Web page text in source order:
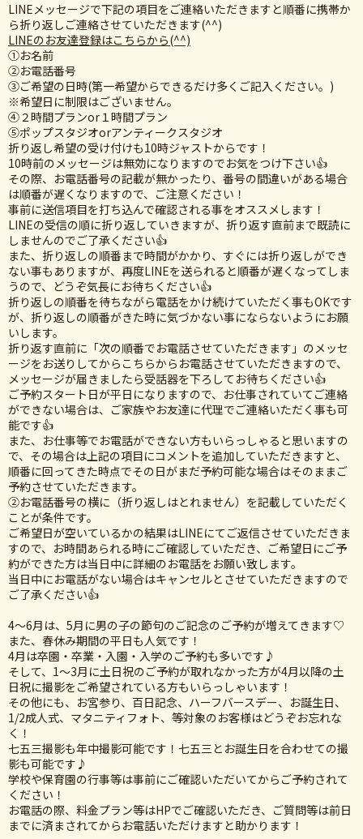
LINEメッセージで下記の項目をご連絡いただきますと順番に携帯か
ら折り返しご連絡させていただきます(^^)
LINEのお友達登録はこちらから(^^)
①お名前
②お電話番号
③ご希望の日時(第一希望からできるだけ多くご記入ください。)
※希望日に制限はございません。
④２時間プランor１時間プラン
⑤ポップスタジオorアンティークスタジオ
折り返し希望の受け付けも10時ジャストからです！
10時前のメッセージは無効になりますのでお気をつけ下さい👍
その際、お電話番号の記載が無かったり、番号の間違いがある場合
は順番が遅くなりますので、ご注意ください！
事前に送信項目を打ち込んで確認される事をオススメします！
LINEの受信の順に折り返していきますが、折り返す直前まで既読に
しませんのでご了承ください👍
また、折り返しの順番まで時間がかかり、すぐには折り返しができ
ない事もありますが、再度LINEを送られると順番が遅くなってしま
うので、どうぞ気長にお待ちください👍
折り返しの順番を待ちながら電話をかけ続けていただく事もOKです
が、折り返しの順番がきた時に気づかない事にならないようにお願
いします。
折り返す直前に「次の順番でお電話させていただきます」のメッセ
ージをお送りしてからこちらからお電話させていただきますので、
メッセージが届きましたら受話器を下ろしてお待ちください👍
ご予約スタート日が平日になりますので、お仕事されていてご連絡
ができない場合は、ご家族やお友達に代理でご連絡いただく事も可
能です👍
また、お仕事等でお電話ができない方もいらっしゃると思いますの
で、その場合は上記の項目にコメントを追加していただきますと、
順番に回ってきた時点でその日がまだ予約可能な場合はそのままご
予約させていただきます。
②お電話番号の横に（折り返しはとれません）を記載していただく
ことが条件です。
ご希望日が空いているかの結果はLINEにてご返信させていただきま
すので、お時間あられる時にご確認していただき、ご希望日にご予
約ができた方は当日中に詳細のお電話をお願い致します。
当日中にお電話がない場合はキャンセルとさせていただきますので
ご了承ください👍
4〜6月は、5月に男の子の節句のご記念のご予約が増えてきます♡
また、春休み期間の平日も人気です！
4月は卒園・卒業・入園・入学のご予約も多いです♪
そして、1〜3月に土日祝のご予約が取れなかった方が4月以降の土
日祝に撮影をご希望されている方もいらっしゃいます！
その他にも、お宮参り、百日記念、ハーフバースデー、お誕生日、
1/2成人式、マタニティフォト、等対象のお客様はどうぞお忘れな
く！
七五三撮影も年中撮影可能です！七五三とお誕生日を合わせての撮
影も可能です♪
学校や保育園の行事等は事前にご確認いただいてからご予約されて
ください！
お電話の際、料金プラン等はHPでご確認いただき、ご質問等は前日
までに済まされてからお電話いただけますと助かります！